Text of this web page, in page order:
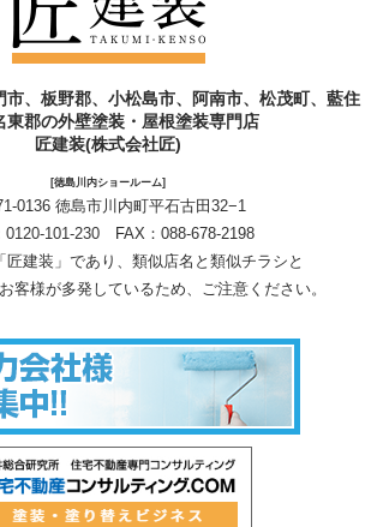
市、板野郡、小松島市、阿南市、松茂町、藍住
東郡の外壁塗装・屋根塗装専門店
匠建装(株式会社匠)
[徳島川内ショールーム]
0136 徳島市川内町平石古田32−1
0120-101-230 FAX：088-678-2198
匠建装」であり、類似店名と類似チラシと
客様が多発しているため、ご注意ください。